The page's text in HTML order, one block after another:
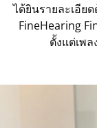
ได้ยินรายละเอีย
FineHearing
ตั้งแต่เพ